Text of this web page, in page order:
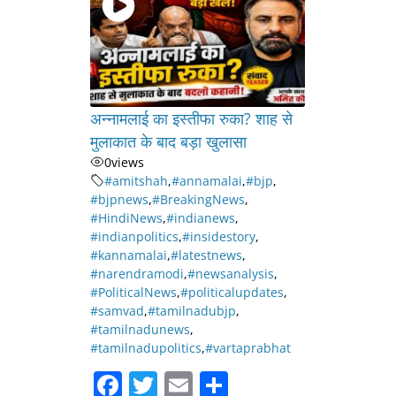
अन्नामलाई का इस्तीफा रुका? शाह से
मुलाकात के बाद बड़ा खुलासा
0views
#amitshah,#annamalai,#bjp,
#bjpnews,#BreakingNews,
#HindiNews,#indianews,
#indianpolitics,#insidestory,
#kannamalai,#latestnews,
#narendramodi,#newsanalysis,
#PoliticalNews,#politicalupdates,
#samvad,#tamilnadubjp,
#tamilnadunews,
#tamilnadupolitics,#vartaprabhat
F T E